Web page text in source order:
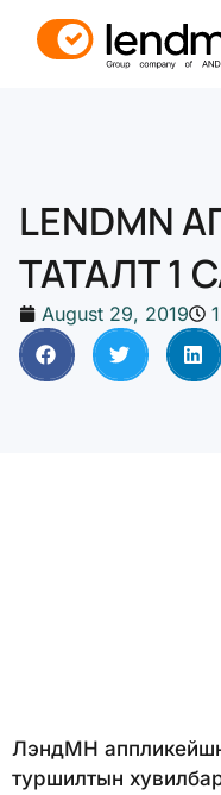
LENDMN
ТАТАЛТ 1
August 29, 2019
ЛэндМН
туршилтын